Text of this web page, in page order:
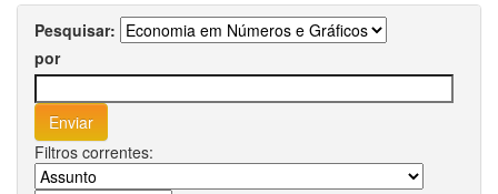
Pesquisar:
por
Filtros correntes: